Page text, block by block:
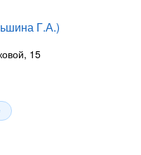
Г.А.)
15